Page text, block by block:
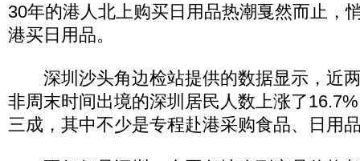
30年的港人北上购买日用品热潮戛然而止，
港买日用品。
深圳沙头角边检站提供的数据显示，近
非周末时间出境的深圳居民人数上涨了
三成，其中不少是专程赴港采购食品、日用